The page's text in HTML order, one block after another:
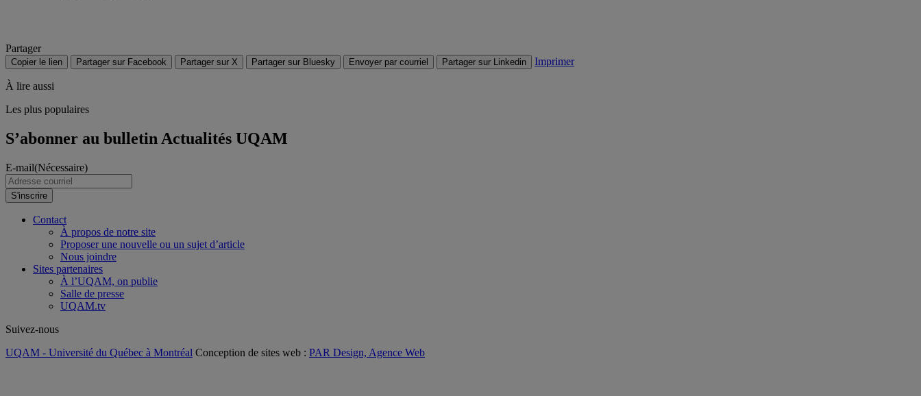
Partager
Copier le lien Partager sur Facebook Partager sur X Partager sur Bluesky Envoyer par courriel Partager sur Linkedin Imprimer
À lire aussi
Les plus populaires
S’abonner au bulletin Actualités UQAM
E-mail(Nécessaire)
S'inscrire
Contact
À propos de notre site
Proposer une nouvelle ou un sujet d’article
Nous joindre
Sites partenaires
À l’UQAM, on publie
Salle de presse
UQAM.tv
Suivez-nous
UQAM - Université du Québec à Montréal Conception de sites web : PAR Design, Agence Web